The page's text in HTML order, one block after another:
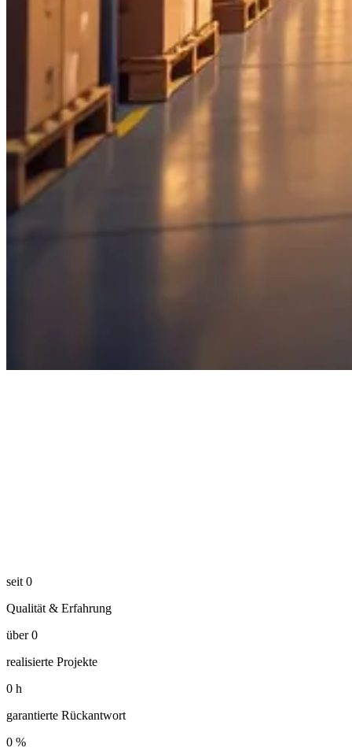
seit 0
Qualität & Erfahrung
über 0
realisierte Projekte
0 h
garantierte Rückantwort
0 %